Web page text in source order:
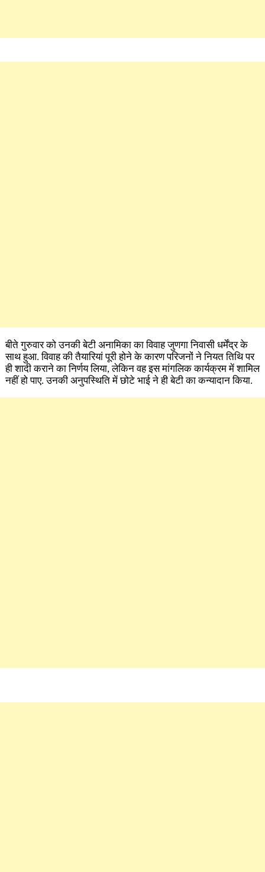
बीते गुरुवार को उनकी बेटी अनामिका का विवाह जुणगा निवासी धर्मेंद्र के
साथ हुआ. विवाह की तैयारियां पूरी होने के कारण परिजनों ने नियत तिथि पर
ही शादी कराने का निर्णय लिया, लेकिन वह इस मांगलिक कार्यक्रम में शामिल
नहीं हो पाए. उनकी अनुपस्थिति में छोटे भाई ने ही बेटी का कन्यादान किया.